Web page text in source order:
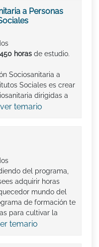
a Personas
450 horas de estudio.
Sociosanitaria a
Sociales es crear
dirigidas a
ver temario
del programa,
adquirir horas
mundo del
de formación te
para cultivar la
temario